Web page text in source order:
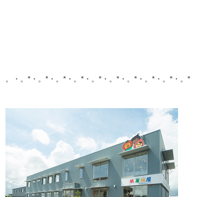
。・。*・。*・。*・。*・。*・。*・。*・。*・。*・。*